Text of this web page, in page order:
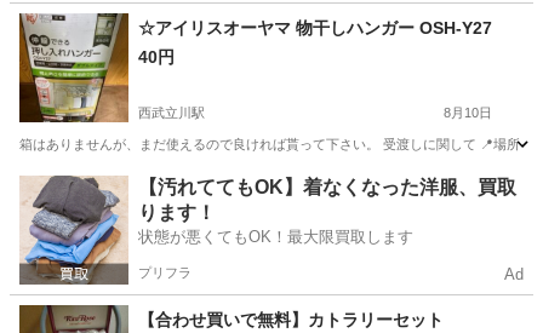
東京 立川市 西武立川駅 洗濯用品
☆アイリスオーヤマ 物干しハンガー OSH-Y27
40円
西武立川駅 8月10日
箱はありませんが、まだ使えるので良ければ貰って下さい。 受渡しに関して 📍場所
東京 立川市 西武立川駅 洗濯用品
【汚れててもOK】着なくなった洋服、買取
ります！
状態が悪くてもOK！最大限買取します
プリフラ Ad
【合わせ買いで無料】カトラリーセット